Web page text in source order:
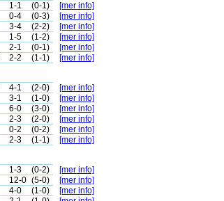
1-1 (0-1)
[mer info]
0-4 (0-3)
[mer info]
3-4 (2-2)
[mer info]
1-5 (1-2)
[mer info]
2-1 (0-1)
[mer info]
2-2 (1-1) [mer info]
4-1 (2-0)
[mer info]
3-1 (1-0)
[mer info]
6-0 (3-0)
[mer info]
2-3 (2-0)
[mer info]
0-2 (0-2)
[mer info]
2-3 (1-1) [mer info]
1-3 (0-2)
[mer info]
12-0 (5-0)
[mer info]
4-0 (1-0)
[mer info]